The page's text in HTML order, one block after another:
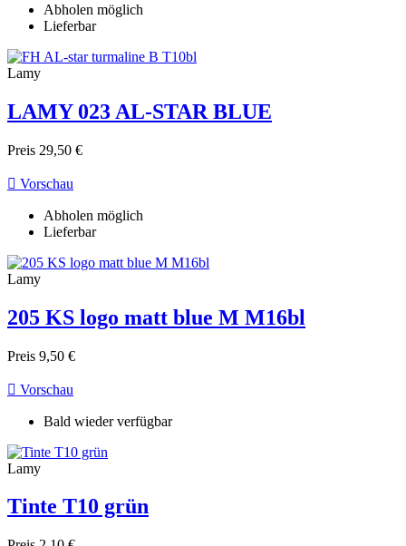
Abholen möglich
Lieferbar
Lamy
LAMY 023 AL-STAR BLUE
Preis 29,50 €
 Vorschau
Abholen möglich
Lieferbar
Lamy
205 KS logo matt blue M M16bl
Preis 9,50 €
 Vorschau
Bald wieder verfügbar
Lamy
Tinte T10 grün